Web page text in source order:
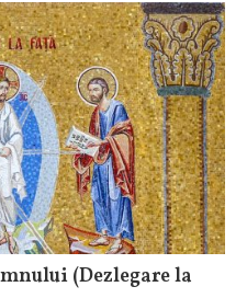
(Dezlegare la